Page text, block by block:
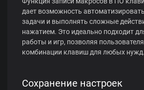
дает возможность
задачи и выполнять сложные
нажатием. Это идеально подходит
работы и игр, позволяя
комбинации клавиш для любых нужд.
Сохранение настроек